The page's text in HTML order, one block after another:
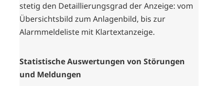
stetig den Detaillierungsgrad der Anzeige: vom
Übersichtsbild zum Anlagenbild, bis zur
Alarmmeldeliste mit Klartextanzeige.
Statistische Auswertungen von Störungen
und Meldungen